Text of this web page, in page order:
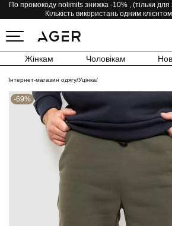
По промокоду nolimits знижка -10% , (тільки для
Кількість використань одним
Жінкам Чоловікам
Інтернет-магазин одягу/Уцінка/
-69%